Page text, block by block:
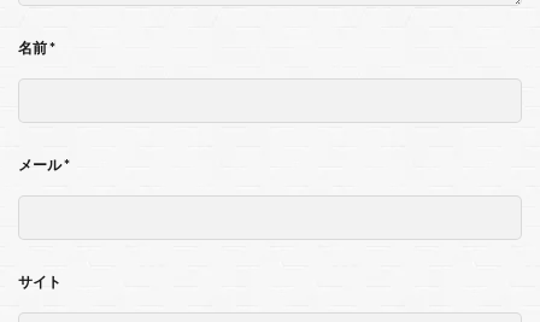
名前*
メール*
サイト